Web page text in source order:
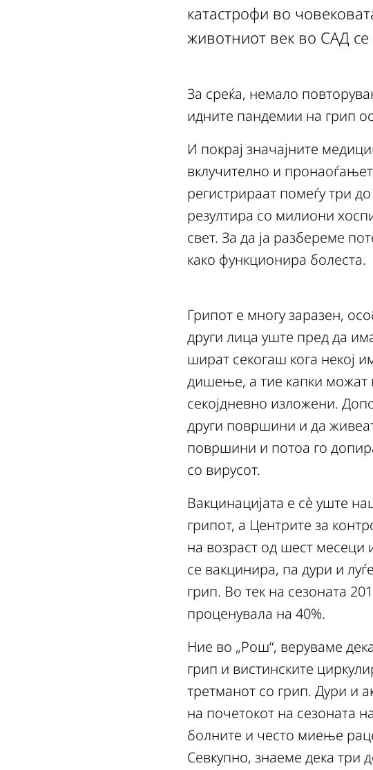
катастрофи во
животниот век во САД
За среќа, немало
идните пандемии на грип
И покрај значајните
вклучително и
регистрираат помеѓу три
резултира со милиони
свет. За да ја разбереме
како функционира болеста.
Грипот е многу заразен,
други лица уште пред да
шират секогаш кога некој
дишење, а тие капки можат
секојдневно изложени.
други површини и да
површини и потоа го
со вирусот.
Вакцинацијата е сè уште
грипот, а Центрите за
на возраст од шест месеци
се вакцинира, па дури и
грип. Во тек на сезоната
проценувала на 40%.
Ние во „Рош“, веруваме
грип и вистинските
третманот со грип. Дури и
на почетокот на сезоната
болните и често миење
Севкупно, знаеме дека три